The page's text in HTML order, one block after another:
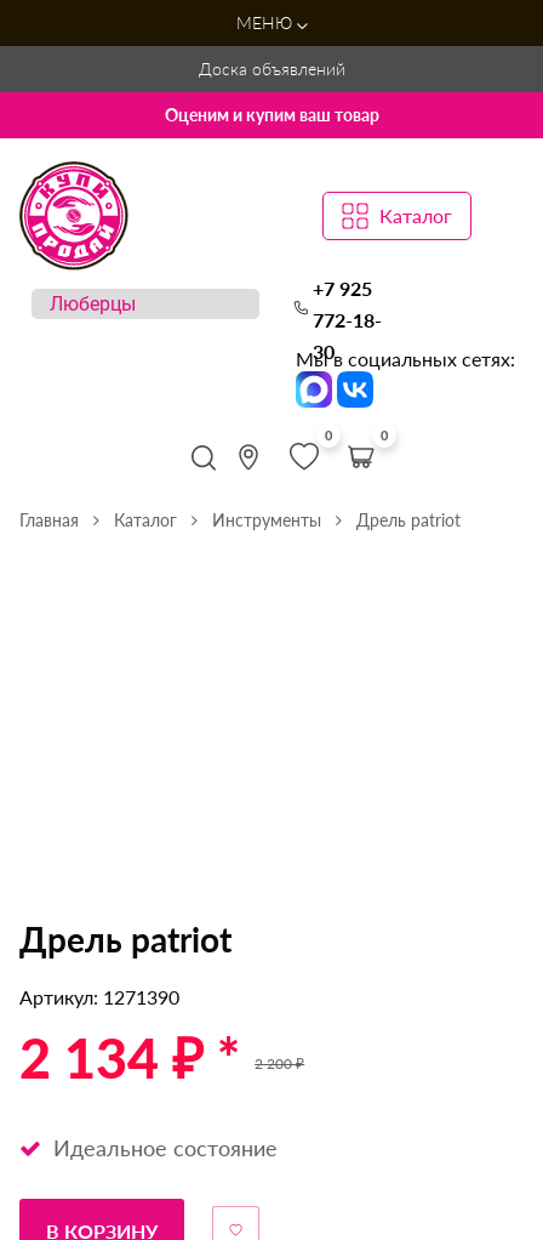
МЕНЮ
Доска объявлений
Оценим и купим ваш товар
Каталог
+7 925
772-18-
30
Мы в социальных сетях:
0 0
Главная Каталог Инструменты Дрель patriot
Дрель patriot
Артикул: 1271390
2 134 ₽ * 2 200 ₽
Идеальное состояние
В КОРЗИНУ